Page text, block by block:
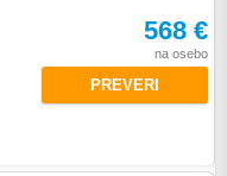
568 €
na osebo
PREVERI